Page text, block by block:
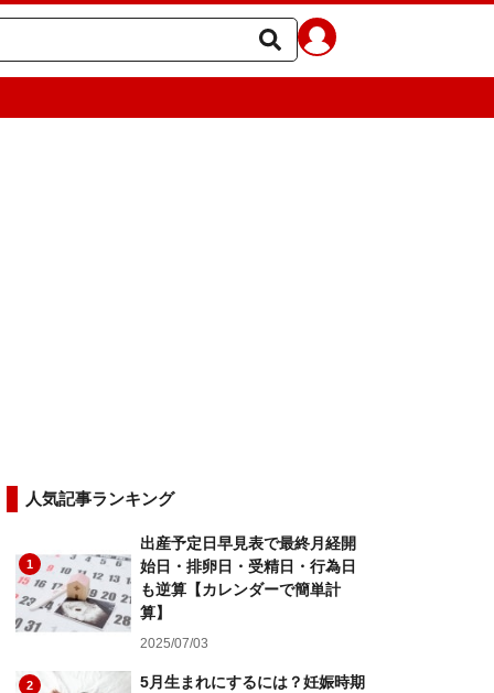
人気記事ランキング
1
出産予定日早見表で最終月経開
始日・排卵日・受精日・行為日
も逆算【カレンダーで簡単計
算】
2025/07/03
2
5月生まれにするには？妊娠時期